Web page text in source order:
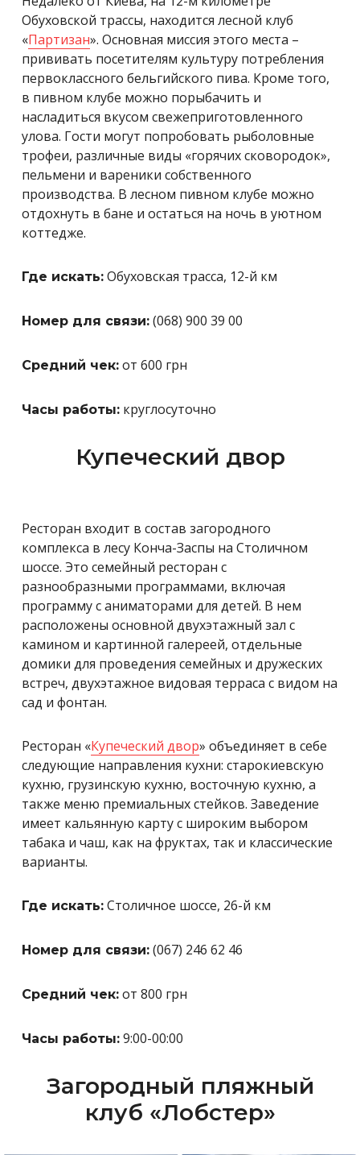
Обуховской трассы, находится лесной клуб
«Партизан». Основная миссия этого места –
прививать посетителям культуру потребления
первоклассного бельгийского пива. Кроме того,
в пивном клубе можно порыбачить и
насладиться вкусом свежеприготовленного
улова. Гости могут попробовать рыболовные
трофеи, различные виды «горячих сковородок»,
пельмени и вареники собственного
производства. В лесном пивном клубе можно
отдохнуть в бане и остаться на ночь в уютном
коттедже.
Где искать: Обуховская трасса, 12-й км
Номер для связи: (068) 900 39 00
Средний чек: от 600 грн
Часы работы: круглосуточно
Купеческий двор
Ресторан входит в состав загородного
комплекса в лесу Конча-Заспы на Столичном
шоссе. Это семейный ресторан с
разнообразными программами, включая
программу с аниматорами для детей. В нем
расположены основной двухэтажный зал с
камином и картинной галереей, отдельные
домики для проведения семейных и дружеских
встреч, двухэтажное видовая терраса с видом на
сад и фонтан.
Ресторан «Купеческий двор» объединяет в себе
следующие направления кухни: старокиевскую
кухню, грузинскую кухню, восточную кухню, а
также меню премиальных стейков. Заведение
имеет кальянную карту с широким выбором
табака и чаш, как на фруктах, так и классические
варианты.
Где искать: Столичное шоссе, 26-й км
Номер для связи: (067) 246 62 46
Средний чек: от 800 грн
Часы работы: 9:00-00:00
Загородный пляжный
клуб «Лобстер»